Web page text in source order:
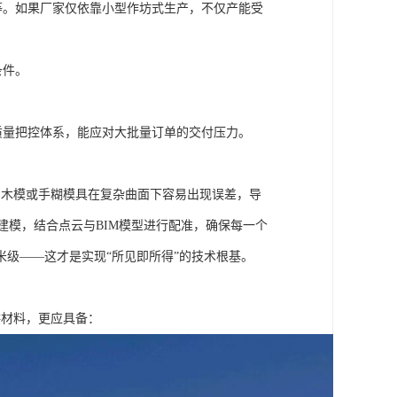
如果厂家仅依靠小型作坊式生产，不仅产能受
。
把控体系，能应对大批量订单的交付压力。
模或手糊模具在复杂曲面下容易出现误差，导
模，结合点云与BIM模型进行配准，确保每一个
级——这才是实现“所见即所得”的技术根基。
料，更应具备：